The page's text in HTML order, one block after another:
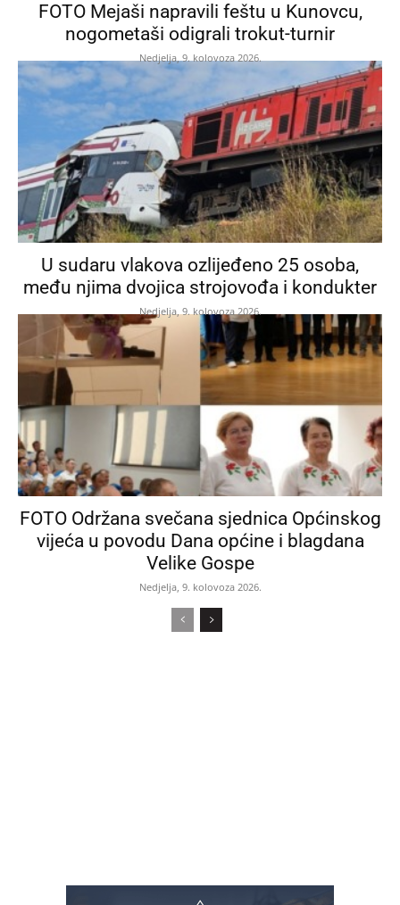
FOTO Mejaši napravili feštu u Kunovcu,
nogometaši odigrali trokut-turnir
Nedjelja, 9. kolovoza 2026.
U sudaru vlakova ozlijeđeno 25 osoba,
među njima dvojica strojovođa i kondukter
Nedjelja, 9. kolovoza 2026.
FOTO Održana svečana sjednica Općinskog
vijeća u povodu Dana općine i blagdana
Velike Gospe
Nedjelja, 9. kolovoza 2026.